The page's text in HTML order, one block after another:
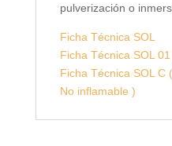
pulverización o
Ficha Técnica SOL
Ficha Técnica SOL
Ficha Técnica SOL C
No inflamable )